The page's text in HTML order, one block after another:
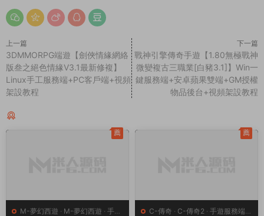
上一篇
3DMMORPG端遊【劍俠情緣網絡
版叁之絕色情緣V3.1最新修複】
Linux手工服務端+PC客戶端+視頻
架設教程
下一篇
戰神引擎傳奇手遊【1.80無極戰神
微變複古三職業[白豬3.1]】Win一
鍵服務端+安卓蘋果雙端+GM授權
物品後台+視頻架設教程
M-夢幻西遊 · M-夢幻西遊 · 手遊
薦
C-傳奇 · C-傳奇2 · 手遊服務端
薦